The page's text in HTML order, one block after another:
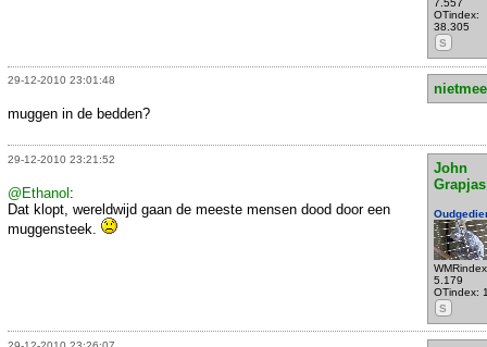
7.557
OTindex:
38.305
S
29-12-2010 23:01:48
muggen in de bedden?
29-12-2010 23:21:52
John
Grapjas
5.179
OTindex:
S
@Ethanol:
Dat klopt, wereldwijd gaan de meeste mensen dood door een
muggensteek.